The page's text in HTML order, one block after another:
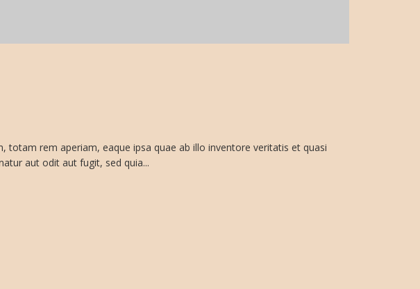
rem aperiam, eaque ipsa quae ab illo inventore veritatis et quasi
aut odit aut fugit, sed quia...